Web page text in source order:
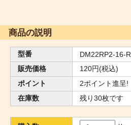
商品の説明
型番
DM22RP2-16-R
販売価格
120円(税込)
ポイント
2ポイント進呈!
在庫数
残り30枚です